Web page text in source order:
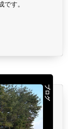
です。
ブログ